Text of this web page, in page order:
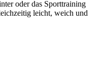
oder das Sporttraining
leicht, weich und